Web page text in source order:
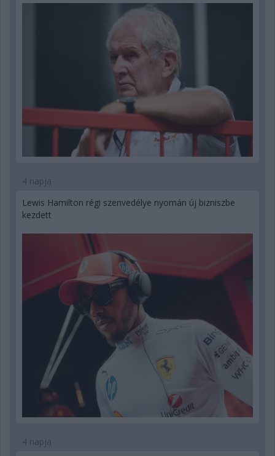
4 napja
Lewis Hamilton régi szenvedélye nyomán új bizniszbe
kezdett
4 napja